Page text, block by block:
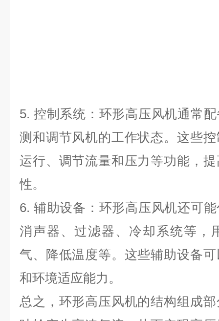
5. 控制系统：环形高压风机通常
测和调节风机的工作状态。这些
运行、调节流量和压力等功能，
性。
6. 辅助设备：环形高压风机还可
消声器、过滤器、冷却系统等，
气、降低温度等。这些辅助设备
和环境适应能力。
总之，环形高压风机的结构组成